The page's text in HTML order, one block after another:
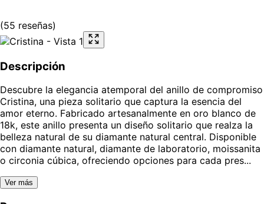
(55 reseñas)
Descripción
Descubre la elegancia atemporal del anillo de compromiso
Cristina, una pieza solitario que captura la esencia del
amor eterno. Fabricado artesanalmente en oro blanco de
18k, este anillo presenta un diseño solitario que realza la
belleza natural de su diamante natural central. Disponible
con diamante natural, diamante de laboratorio, moissanita
o circonia cúbica, ofreciendo opciones para cada pres...
Ver más